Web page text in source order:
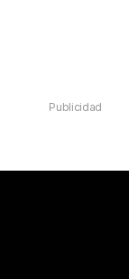
Publicidad